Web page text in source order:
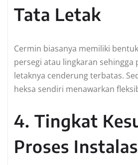
Tata Letak
Cermin biasanya memiliki
persegi atau lingkaran sehingga
letaknya cenderung terbatas.
heksa sendiri menawarkan
4. Tingkat
Proses